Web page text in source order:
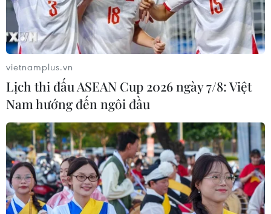
vietnamplus.vn
Lịch thi đấu ASEAN Cup 2026 ngày 7/8: Việt
Nam hướng đến ngôi đầu